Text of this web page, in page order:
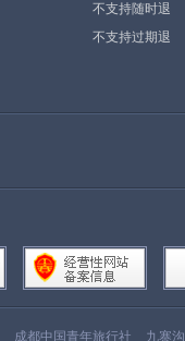
不支持随时退
不支持过期退
成都中国青年旅行社 九寨